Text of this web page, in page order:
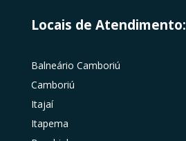
Locais de Atendimento:
Balneário Camboriú
Camboriú
Itajaí
Itapema